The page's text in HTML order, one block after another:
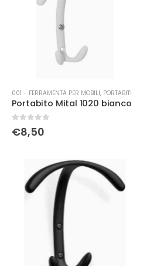
001 - FERRAMENTA PER MOBILI, PORTABITI
Portabito Mital 1020 bianco
Su 5
€8,50